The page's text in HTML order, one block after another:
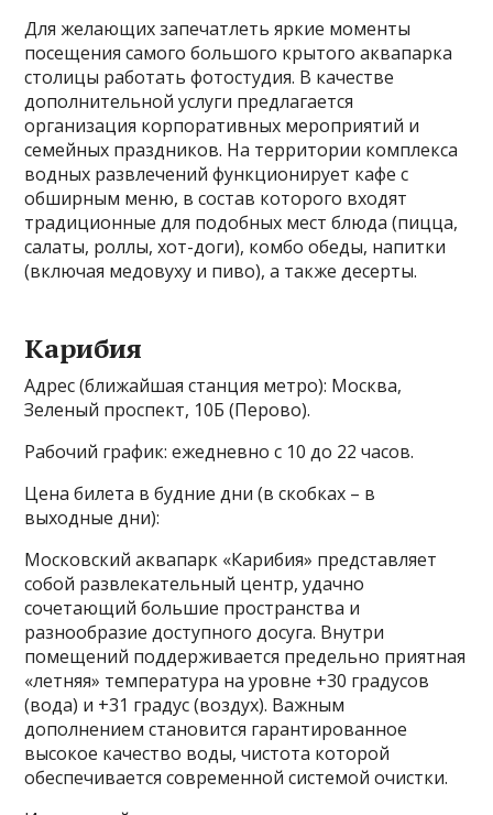
Для желающих запечатлеть яркие моменты
посещения самого большого крытого аквапарка
столицы работать фотостудия. В качестве
дополнительной услуги предлагается
организация корпоративных мероприятий и
семейных праздников. На территории комплекса
водных развлечений функционирует кафе с
обширным меню, в состав которого входят
традиционные для подобных мест блюда (пицца,
салаты, роллы, хот-доги), комбо обеды, напитки
(включая медовуху и пиво), а также десерты.
Карибия
Адрес (ближайшая станция метро): Москва,
Зеленый проспект, 10Б (Перово).
Рабочий график: ежедневно с 10 до 22 часов.
Цена билета в будние дни (в скобках – в
выходные дни):
Московский аквапарк «Карибия» представляет
собой развлекательный центр, удачно
сочетающий большие пространства и
разнообразие доступного досуга. Внутри
помещений поддерживается предельно приятная
«летняя» температура на уровне +30 градусов
(вода) и +31 градус (воздух). Важным
дополнением становится гарантированное
высокое качество воды, чистота которой
обеспечивается современной системой очистки.